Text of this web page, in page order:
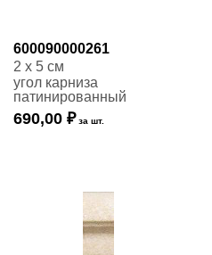
600090000261
2 x 5 см
угол карниза
патинированный
690,00 ₽ за шт.